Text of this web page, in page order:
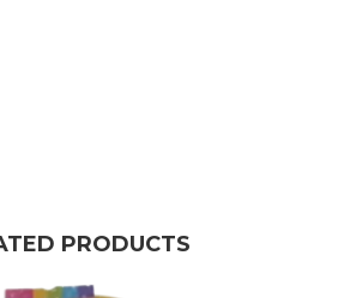
PRODUCTS